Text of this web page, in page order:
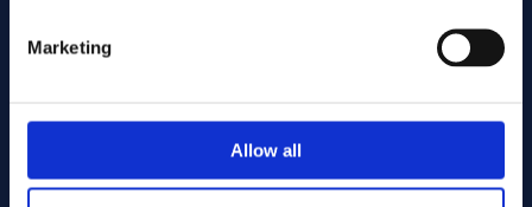
Marketing
Allow all
Associerade produkter